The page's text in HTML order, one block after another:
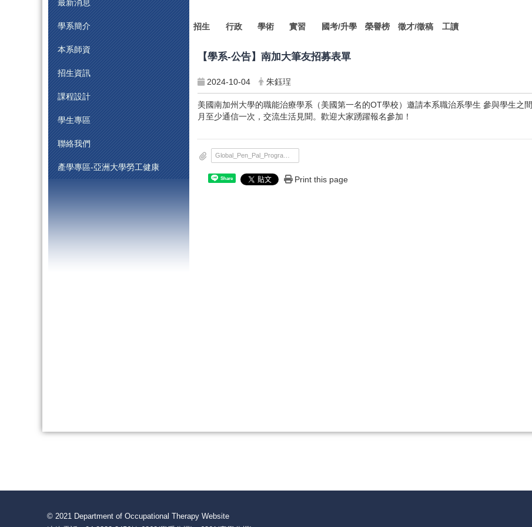
最新消息
學系簡介
本系師資
招生資訊
課程設計
學生專區
聯絡我們
產學專區-亞洲大學勞工健康
招生 行政 學術 實習 國考/升學 榮譽榜 徵才/徵稿 工讀
【學系-公告】南加大筆友招募表單
2024-10-04 朱鈺珵
美國南加州大學的職能治療學系（美國第一名的OT學校）邀請本系職治系學生 參與學生之
月至少通信一次，交流生活見聞。歡迎大家踴躍報名參加！
Share Print this page
© 2021 Department of Occupational Therapy Website